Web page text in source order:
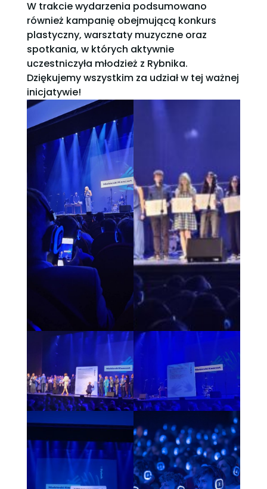
W trakcie wydarzenia podsumowano
również kampanię obejmującą konkurs
plastyczny, warsztaty muzyczne oraz
spotkania, w których aktywnie
uczestniczyła młodzież z Rybnika.
Dziękujemy wszystkim za udział w tej ważnej
inicjatywie!